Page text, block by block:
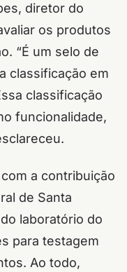
diretor do
os produtos
“É um selo de
classificação em
classificação
funcionalidade,
a contribuição
de Santa
laboratório do
para testagem
Ao todo,